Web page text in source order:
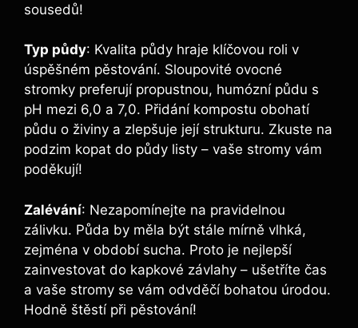
sousedů!
Typ půdy: Kvalita půdy hraje klíčovou roli v
úspěšném pěstování. Sloupovité ovocné
stromky preferují propustnou, humózní půdu s
pH mezi 6,0 a 7,0. Přidání kompostu obohatí
půdu o živiny a zlepšuje její strukturu. Zkuste na
podzim kopat do půdy listy – vaše stromy vám
poděkují!
Zalévání: Nezapomínejte na pravidelnou
zálivku. Půda by měla být stále mírně vlhká,
zejména v období sucha. Proto je nejlepší
zainvestovat do kapkové závlahy – ušetříte čas
a vaše stromy se vám odvděčí bohatou úrodou.
Hodně štěstí při pěstování!